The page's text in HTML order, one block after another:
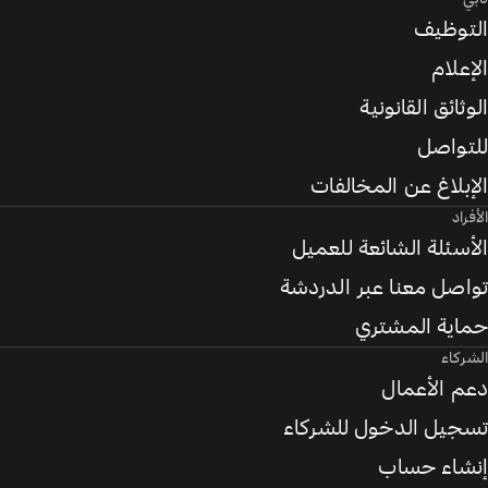
التوظيف
الإعلام
الوثائق القانونية
للتواصل
الإبلاغ عن المخالفات
الأفراد
الأسئلة الشائعة للعميل
تواصل معنا عبر الدردشة
حماية المشتري
الشركاء
دعم الأعمال
تسجيل الدخول للشركاء
إنشاء حساب